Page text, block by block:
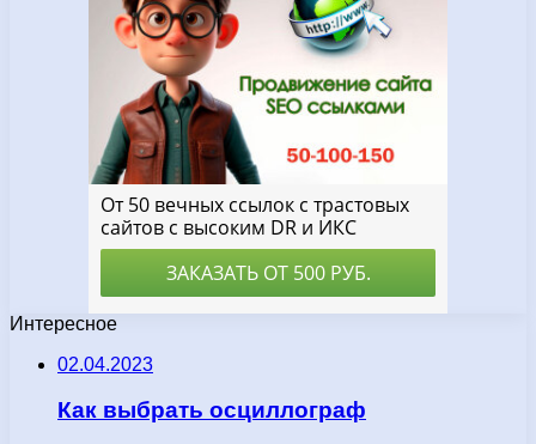
Интересное
02.04.2023
Как выбрать осциллограф